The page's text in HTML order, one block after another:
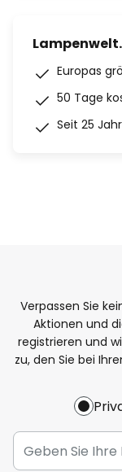
Europas
50 Tage
Seit 25
Verpassen Sie
Aktionen und
registrieren und
zu, den Sie bei